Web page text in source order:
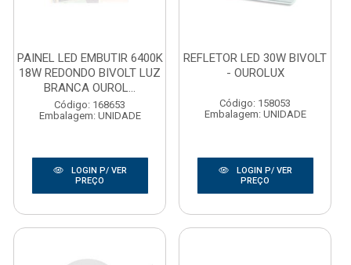
PAINEL LED EMBUTIR 6400K
18W REDONDO BIVOLT LUZ
BRANCA OUROL...
Código: 168653
Embalagem: UNIDADE
LOGIN P/ VER
PREÇO
REFLETOR LED 30W BIVOLT
- OUROLUX
Código: 158053
Embalagem: UNIDADE
LOGIN P/ VER
PREÇO